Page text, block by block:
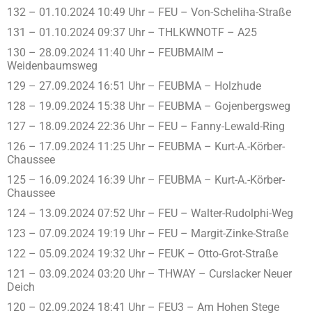
132 – 01.10.2024 10:49 Uhr – FEU – Von-Scheliha-Straße
131 – 01.10.2024 09:37 Uhr – THLKWNOTF – A25
130 – 28.09.2024 11:40 Uhr – FEUBMAIM –
Weidenbaumsweg
129 – 27.09.2024 16:51 Uhr – FEUBMA – Holzhude
128 – 19.09.2024 15:38 Uhr – FEUBMA – Gojenbergsweg
127 – 18.09.2024 22:36 Uhr – FEU – Fanny-Lewald-Ring
126 – 17.09.2024 11:25 Uhr – FEUBMA – Kurt-A.-Körber-
Chaussee
125 – 16.09.2024 16:39 Uhr – FEUBMA – Kurt-A.-Körber-
Chaussee
124 – 13.09.2024 07:52 Uhr – FEU – Walter-Rudolphi-Weg
123 – 07.09.2024 19:19 Uhr – FEU – Margit-Zinke-Straße
122 – 05.09.2024 19:32 Uhr – FEUK – Otto-Grot-Straße
121 – 03.09.2024 03:20 Uhr – THWAY – Curslacker Neuer
Deich
120 – 02.09.2024 18:41 Uhr – FEU3 – Am Hohen Stege